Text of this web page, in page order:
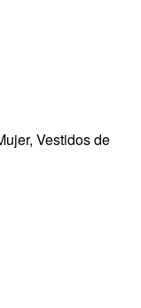
Vestidos de